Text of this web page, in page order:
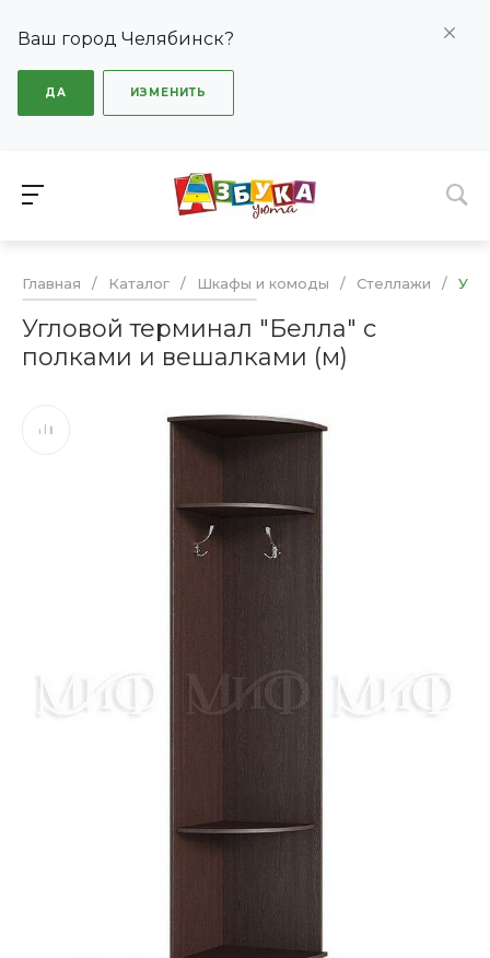
Ваш город Челябинск?
ДА ИЗМЕНИТЬ
Главная / Каталог / Шкафы и комоды / Стеллажи /
Угловой терминал "Белла" с
полками и вешалками (м)